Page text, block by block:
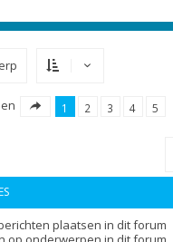
1 2 3 4 5
plaatsen in dit forum